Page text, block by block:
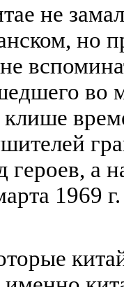
не
но
во
клише
героев, а
1969